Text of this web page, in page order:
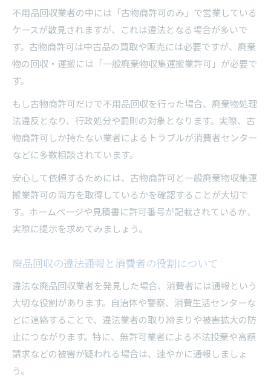
不用品回収業者の中には「古物商許可のみ」で営業している
ケースが散見されますが、これは違法となる場合が多いで
す。古物商許可は中古品の買取や販売には必要ですが、廃棄
物の回収・運搬には「一般廃棄物収集運搬業許可」が必要で
す。
もし古物商許可だけで不用品回収を行った場合、廃棄物処理
法違反となり、行政処分や罰則の対象となります。実際、古
物商許可しか持たない業者によるトラブルが消費者センター
などに多数相談されています。
安心して依頼するためには、古物商許可と一般廃棄物収集運
搬業許可の両方を取得しているかを確認することが大切で
す。ホームページや見積書に許可番号が記載されているか、
実際に提示を求めてみましょう。
廃品回収の違法通報と消費者の役割について
違法な廃品回収業者を発見した場合、消費者には通報という
大切な役割があります。自治体や警察、消費生活センターな
どに連絡することで、違法業者の取り締まりや被害拡大の防
止につながります。特に、無許可業者による不法投棄や高額
請求などの被害が疑われる場合は、速やかに通報しましょ
う。